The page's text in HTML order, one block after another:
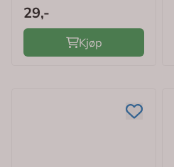
29,-
Kjøp